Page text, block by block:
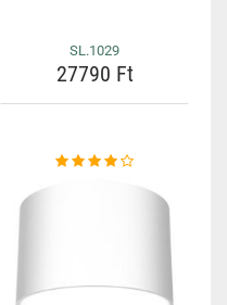
SL.1029
27790 Ft